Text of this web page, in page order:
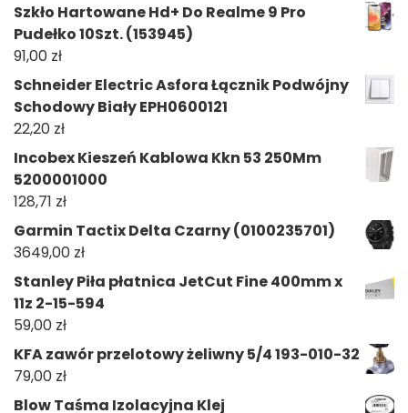
Szkło Hartowane Hd+ Do Realme 9 Pro
Pudełko 10Szt. (153945)
91,00 zł
Schneider Electric Asfora Łącznik Podwójny
Schodowy Biały EPH0600121
22,20 zł
Incobex Kieszeń Kablowa Kkn 53 250Mm
5200001000
128,71 zł
Garmin Tactix Delta Czarny (0100235701)
3649,00 zł
Stanley Piła płatnica JetCut Fine 400mm x
11z 2-15-594
59,00 zł
KFA zawór przelotowy żeliwny 5/4 193-010-32
79,00 zł
Blow Taśma Izolacyjna Klej